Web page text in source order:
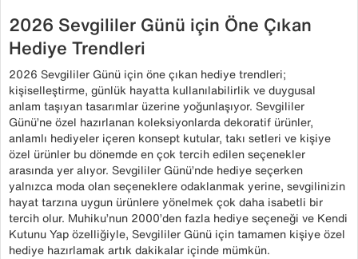
2026 Sevgililer Günü için Öne Çıkan
Hediye Trendleri
2026 Sevgililer Günü için öne çıkan hediye trendleri;
kişiselleştirme, günlük hayatta kullanılabilirlik ve duygusal
anlam taşıyan tasarımlar üzerine yoğunlaşıyor. Sevgililer
Günü’ne özel hazırlanan koleksiyonlarda dekoratif ürünler,
anlamlı hediyeler içeren konsept kutular, takı setleri ve kişiye
özel ürünler bu dönemde en çok tercih edilen seçenekler
arasında yer alıyor. Sevgililer Günü’nde hediye seçerken
yalnızca moda olan seçeneklere odaklanmak yerine, sevgilinizin
hayat tarzına uygun ürünlere yönelmek çok daha isabetli bir
tercih olur. Muhiku’nun 2000’den fazla hediye seçeneği ve Kendi
Kutunu Yap özelliğiyle, Sevgililer Günü için tamamen kişiye özel
hediye hazırlamak artık dakikalar içinde mümkün.